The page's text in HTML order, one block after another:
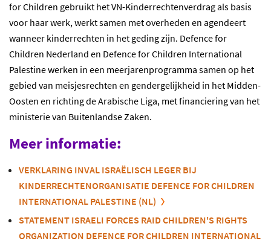
for Children gebruikt het VN-Kinderrechtenverdrag als basis
voor haar werk, werkt samen met overheden en agendeert
wanneer kinderrechten in het geding zijn. Defence for
Children Nederland en Defence for Children International
Palestine werken in een meerjarenprogramma samen op het
gebied van meisjesrechten en gendergelijkheid in het Midden-
Oosten en richting de Arabische Liga, met financiering van het
ministerie van Buitenlandse Zaken.
Meer informatie:
VERKLARING INVAL ISRAËLISCH LEGER BIJ
KINDERRECHTENORGANISATIE DEFENCE FOR CHILDREN
INTERNATIONAL PALESTINE (NL)
STATEMENT ISRAELI FORCES RAID CHILDREN'S RIGHTS
ORGANIZATION DEFENCE FOR CHILDREN INTERNATIONAL